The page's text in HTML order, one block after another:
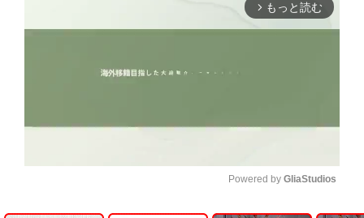
arrow_forward_ios もっと読む
U
Powered by GliaStudios